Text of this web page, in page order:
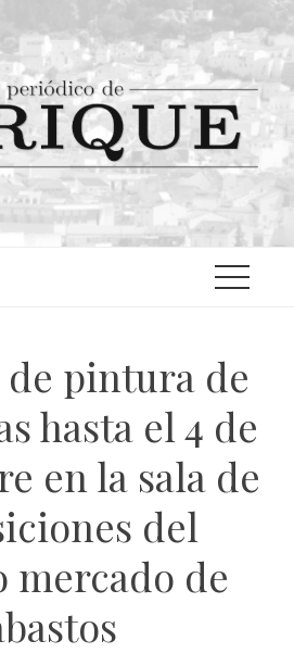
pintura de
hasta el 4 de
en la sala de
del
mercado de